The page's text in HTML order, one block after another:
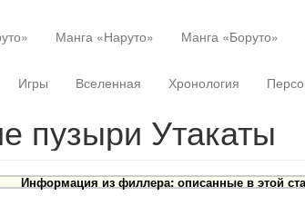
Манга «Наруто» Манга «Боруто»
Игры Вселенная Хронология
пузыри Утакаты
Информация из филлера: описанные в этой